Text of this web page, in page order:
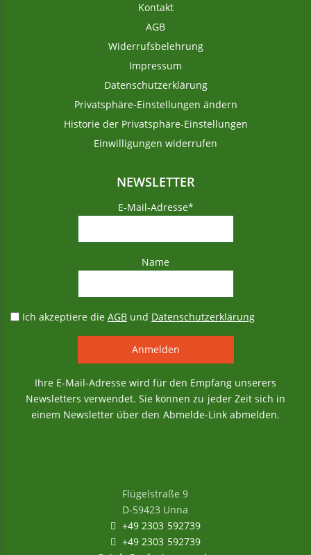
Kontakt
AGB
Widerrufsbelehrung
Impressum
Datenschutzerklärung
Privatsphäre-Einstellungen ändern
Historie der Privatsphäre-Einstellungen
Einwilligungen widerrufen
NEWSLETTER
E-Mail-Adresse*
Name
Ich akzeptiere dieAGB und Datenschutzerklärung
Ihre E-Mail-Adresse wird für den Empfang unserers
Newsletters verwendet. Sie können zu jeder Zeit sich in
einem Newsletter über den Abmelde-Link abmelden.
Flügelstraße 9
D-59423 Unna
+49 2303 592739
+49 2303 592739